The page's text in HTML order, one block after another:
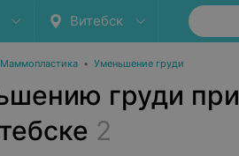
Витебск
Маммопластика • Уменьшение груди
груди при
2